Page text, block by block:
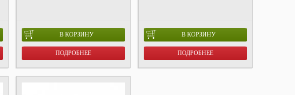
В КОРЗИНУ
ПОДРОБНЕЕ
В КОРЗИНУ
ПОДРОБНЕЕ